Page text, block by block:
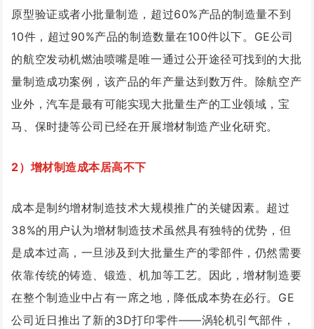
原型验证或者小批量制造，超过60%产品的制造量不到
10件，超过90%产品的制造数量在100件以下。GE公司
的航空发动机燃油喷嘴是唯一通过公开途径可找到的大批
量制造成功案例，该产品的年产量达到数万件。除航空产
业外，汽车是最有可能实现大批量生产的工业领域，宝
马、保时捷等公司已经在开展增材制造产业化研究。
2）增材制造成本居高不下
成本是制约增材制造技术大规模推广的关键因素。超过
38%的用户认为增材制造技术虽然具有独特的优势，但
是成本过高，一旦涉及到大批量生产的零部件，仍然需要
依靠传统的铸造、锻造、机加等工艺。因此，增材制造要
在整个制造业中占有一席之地，降低成本势在必行。GE
公司近日推出了新的3D打印零件——涡轮机引气部件，